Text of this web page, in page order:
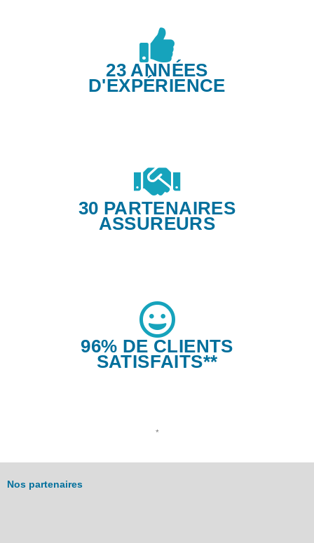
23 ANNÉES
D'EXPÉRIENCE
30 PARTENAIRES
ASSUREURS
96% DE CLIENTS
SATISFAITS**
*
Nos partenaires